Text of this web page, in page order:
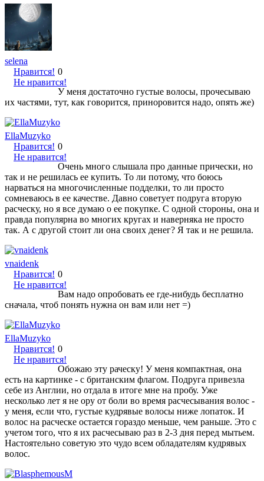
selena
Нравится!
Не нравится!
0
У меня достаточно густые волосы, прочесываю
их частями, тут, как говорится, приноровится надо, опять же)
EllaMuzyko
Нравится!
Не нравится!
0
Очень много слышала про данные прически, но
так и не решилась ее купить. То ли потому, что боюсь
нарваться на многочисленные подделки, то ли просто
сомневаюсь в ее качестве. Давно советует подруга вторую
расческу, но я все думаю о ее покупке. С одной стороны, она и
правда популярна во многих кругах и наверняка не просто
так. А с другой стоит ли она своих денег? Я так и не решила.
vnaidenk
Нравится!
Не нравится!
0
Вам надо опробовать ее где-нибудь бесплатно
сначала, чтоб понять нужна он вам или нет =)
EllaMuzyko
Нравится!
Не нравится!
0
Обожаю эту раческу! У меня компактная, она
есть на картинке - с британским флагом. Подруга привезла
себе из Англии, но отдала в итоге мне на пробу. Уже
несколько лет я не ору от боли во время расчесывания волос -
у меня, если что, густые кудрявые волосы ниже лопаток. И
волос на расческе остается гораздо меньше, чем раньше. Это с
учетом того, что я их расчесываю раз в 2-3 дня перед мытьем.
Настоятельно советую это чудо всем обладателям кудрявых
волос.